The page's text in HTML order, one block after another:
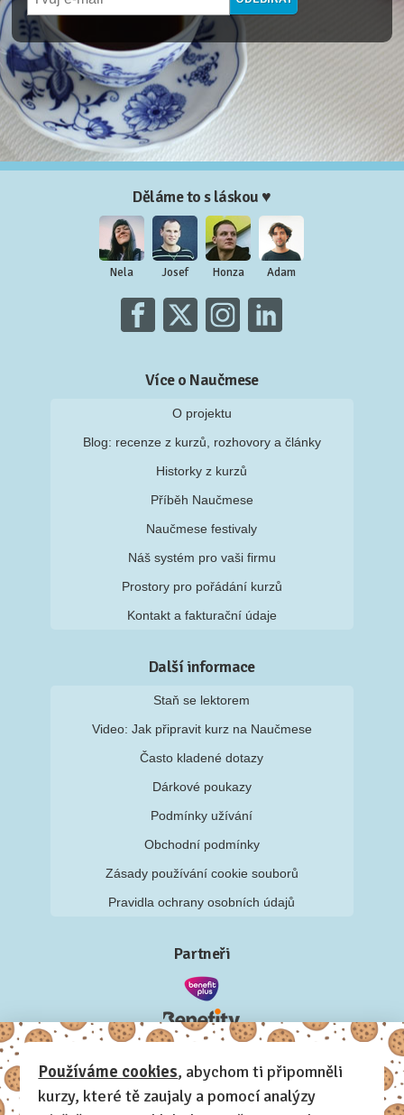
Děláme to s láskou ♥
Nela Josef Honza Adam
Více o Naučmese
O projektu
Blog: recenze z kurzů, rozhovory a články
Historky z kurzů
Příběh Naučmese
Naučmese festivaly
Náš systém pro vaši firmu
Prostory pro pořádání kurzů
Kontakt a fakturační údaje
Další informace
Staň se lektorem
Video: Jak připravit kurz na Naučmese
Často kladené dotazy
Dárkové poukazy
Podmínky užívání
Obchodní podmínky
Zásady používání cookie souborů
Pravidla ochrany osobních údajů
Partneři
Používáme cookies, abychom ti připomněli
kurzy, které tě zaujaly a pomocí analýzy